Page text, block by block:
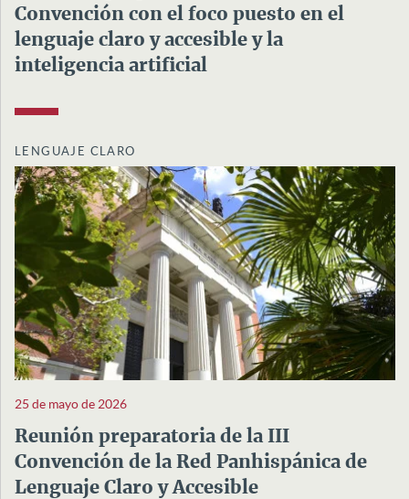
Convención con el foco puesto en el
lenguaje claro y accesible y la
inteligencia artificial
LENGUAJE CLARO
25 de mayo de 2026
Reunión preparatoria de la III
Convención de la Red Panhispánica de
Lenguaje Claro y Accesible